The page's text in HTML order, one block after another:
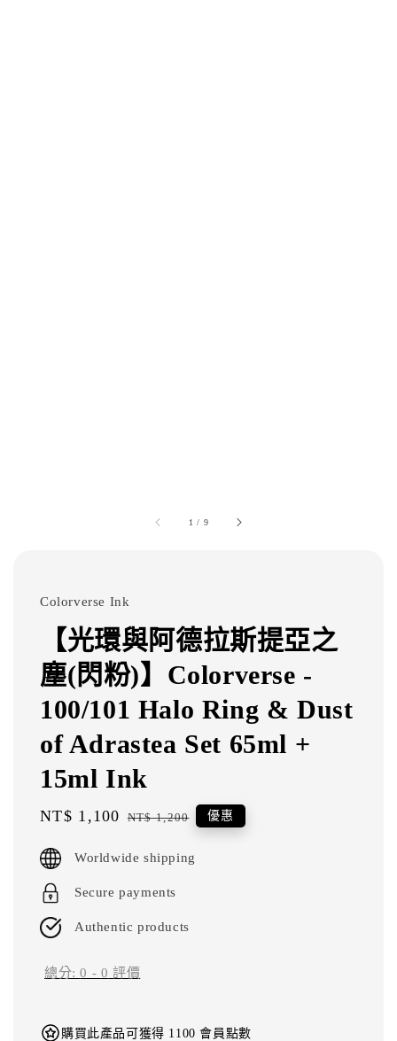
1 / 9
Colorverse Ink
【光環與阿德拉斯提亞之
塵(閃粉)】Colorverse -
100/101 Halo Ring & Dust
of Adrastea Set 65ml +
15ml Ink
Sale
NT$ 1,100 Regular
NT$ 1,200 優惠
Worldwide shipping
Secure payments
Authentic products
總分:0 - 0 評價
購買此產品可獲得 1100 會員點數